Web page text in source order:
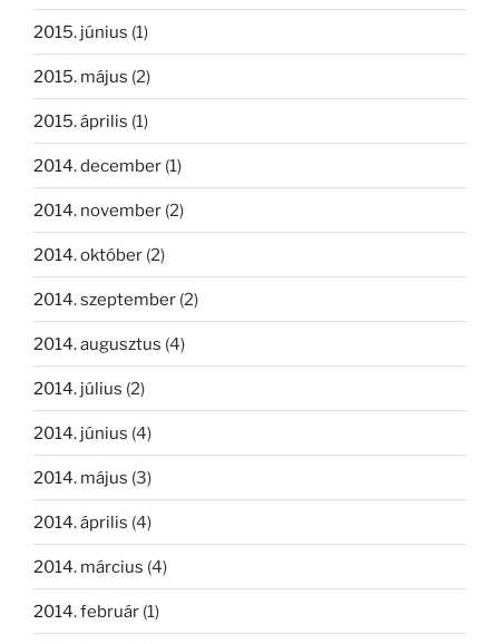
2015. június (1)
2015. május (2)
2015. április (1)
2014. december (1)
2014. november (2)
2014. október (2)
2014. szeptember (2)
2014. augusztus (4)
2014. július (2)
2014. június (4)
2014. május (3)
2014. április (4)
2014. március (4)
2014. február (1)